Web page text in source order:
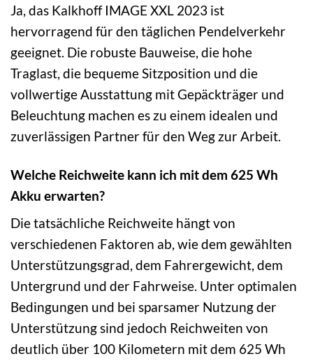
Ja, das Kalkhoff IMAGE XXL 2023 ist
hervorragend für den täglichen Pendelverkehr
geeignet. Die robuste Bauweise, die hohe
Traglast, die bequeme Sitzposition und die
vollwertige Ausstattung mit Gepäckträger und
Beleuchtung machen es zu einem idealen und
zuverlässigen Partner für den Weg zur Arbeit.
Welche Reichweite kann ich mit dem 625 Wh
Akku erwarten?
Die tatsächliche Reichweite hängt von
verschiedenen Faktoren ab, wie dem gewählten
Unterstützungsgrad, dem Fahrergewicht, dem
Untergrund und der Fahrweise. Unter optimalen
Bedingungen und bei sparsamer Nutzung der
Unterstützung sind jedoch Reichweiten von
deutlich über 100 Kilometern mit dem 625 Wh